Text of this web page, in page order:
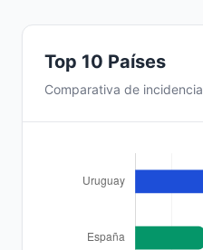
Top 10 Países
Comparativa de incidencia